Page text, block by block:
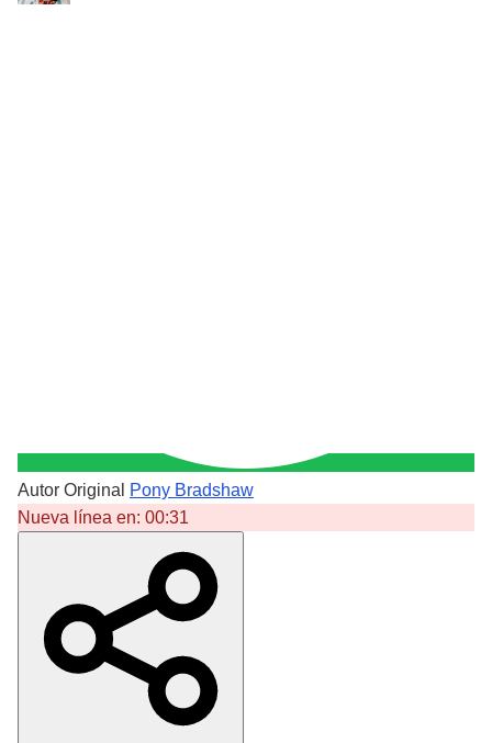
Autor Original
Pony Bradshaw
Nueva línea en: 00:31